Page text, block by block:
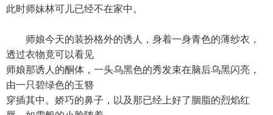
此时师妹林可儿已经不在家中。
师娘今天的装扮格外的诱人，身着一身青色的薄纱衣，
透过衣物竟可以看见
师娘那诱人的酮体，一头乌黑色的秀发束在脑后乌黑闪亮，
由一只碧绿色的玉簪
穿插其中。娇巧的鼻子，以及那已经上好了胭脂的烈焰红